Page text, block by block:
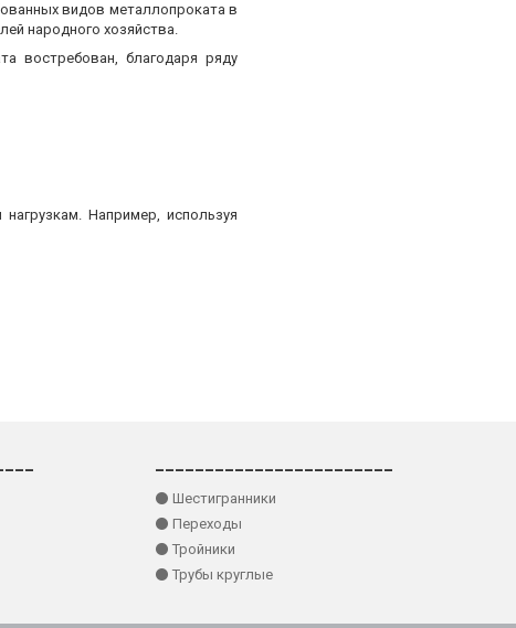
видов металлопроката в
народного хозяйства.
востребован, благодаря ряду
Например, используя
⚫ Шестигранники
⚫ Переходы
⚫ Тройники
⚫ Трубы круглые